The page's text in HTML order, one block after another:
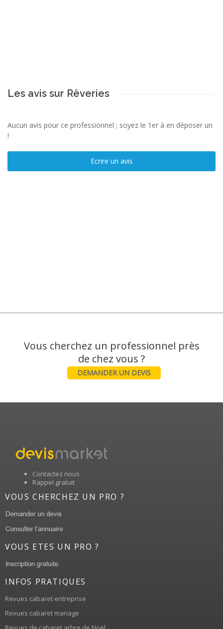
Les avis sur Rêveries
Aucun avis pour ce professionnel ; soyez le 1er à en déposer un
!
Ecrire un avis
Vous cherchez un professionnel près
DEMANDER UN DEVIS
Contactez nous
Rappel gratuit
VOUS CHERCHEZ UN PRO ?
VOUS ETES UN PRO ?
INFOS PRATIQUES
Revues cabaret entreprise
Revues cabaret mariage